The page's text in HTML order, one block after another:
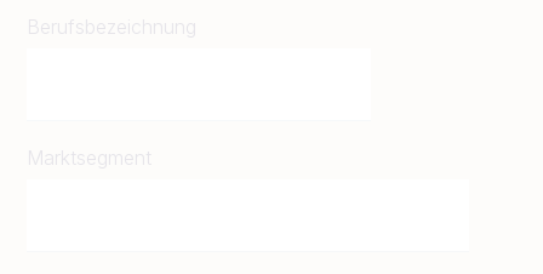
Berufsbezeichnung
Marktsegment